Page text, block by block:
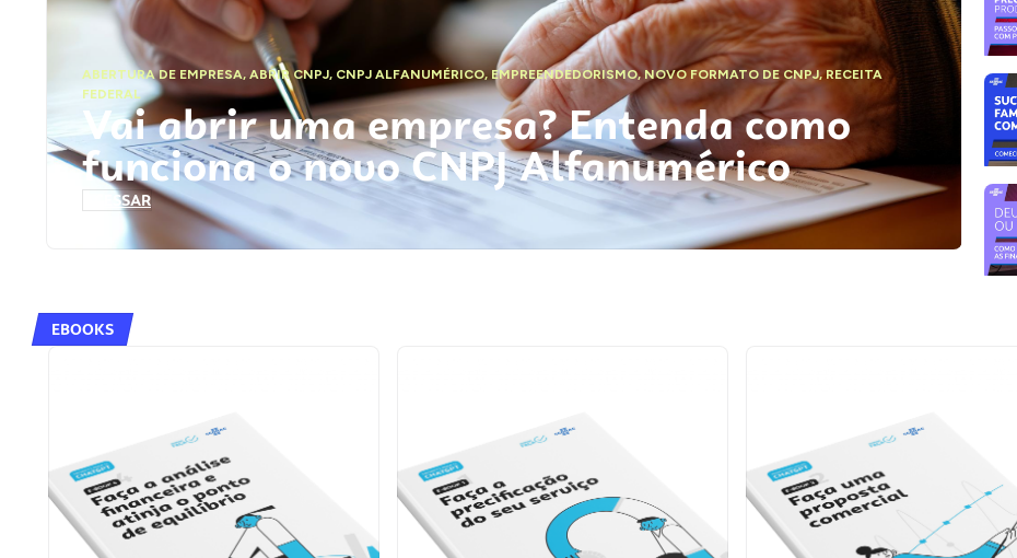
ABERTURA DE EMPRESA,ABRIR CNPJ, CNPJ ALFANUMÉRICO, EMPREENDEDORISMO,NOVO FORMATO DE CNPJ,RECEITA
FEDERAL
Vai abrir uma empresa? Entenda como
funciona o novo CNPJ Alfanumérico
ACESSAR
EBOOKS